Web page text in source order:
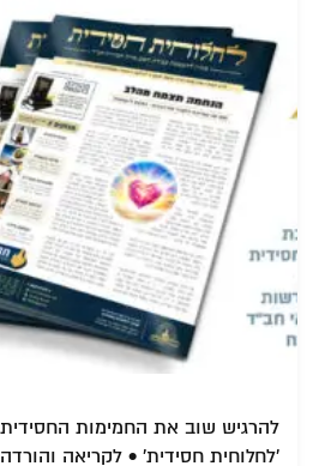
'לחלוחית חסידית' • לקריאה והורדה